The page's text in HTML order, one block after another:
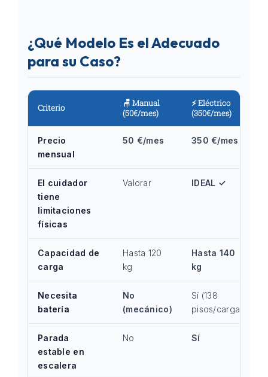
¿Qué Modelo Es el Adecuado
para su Caso?
Criterio
🪑 Manual
(50€/mes)
⚡ Eléctrico
(350€/mes)
Precio
mensual
50 €/mes 350 €/mes
El cuidador
tiene
limitaciones
físicas
Valorar IDEAL ✓
Capacidad de
carga
Hasta 120
kg
Hasta 140
kg
Necesita
batería
No
(mecánico)
Sí (138
pisos/carga)
Parada
estable en
escalera
No Sí